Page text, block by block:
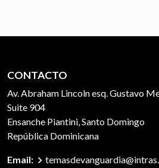
CONTACTO
Av. Abraham Lincoln esq. Gustavo
Suite 904
Ensanche Piantini, Santo Domingo
República Dominicana
Email: